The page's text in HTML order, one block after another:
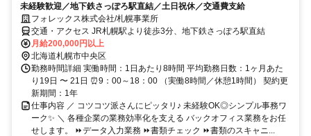
未経験歓迎／地下鉄さっぽろ駅直結／土日祝休／交通費支給
フォレックス株式会社/札幌事業所
交通・アクセス JR札幌駅より徒歩3分、地下鉄さっぽろ駅直結
月給200,000円以上
北海道札幌市中央区
勤務時間詳細 実働時間：1日あたり8時間 平均勤務日数：1ヶ月あた
り19日 〜 21日 ⏰9：00～18：00 （実働8時間／休憩1時間） 契約更
新期間：1年
仕事内容 ／ コツコツ派さんにピッタリ♪ 未経験OK◎シンプル事務ワ
ーク✨ ＼ 各種企業の業務効率化を支える バックオフィス業務をお任
せします。 ⏩データ入力業務 ⏩書類チェック ⏩書類のスキャニ...